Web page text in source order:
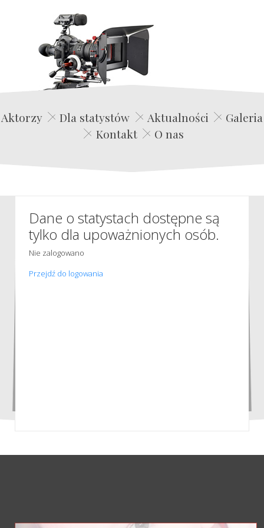
Edwin Film Agencja Aktorska
Aktorzy Dla statystów Aktualności
Galeria
Kontakt
O nas
Dane o statystach dostępne są
tylko dla upoważnionych osób.
Nie zalogowano
Przejdź do logowania